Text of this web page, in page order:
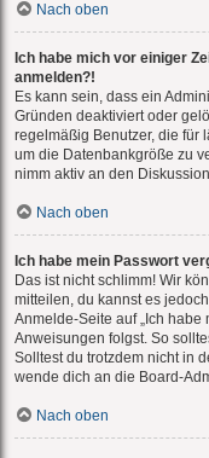
Nach oben
Ich habe mich vor einiger
anmelden?!
Es kann sein, dass ein
Gründen deaktiviert oder
regelmäßig Benutzer, die für
um die Datenbankgröße zu
nimm aktiv an den
Nach oben
Ich habe mein Passwort
Das ist nicht schlimm! Wir
mitteilen, du kannst es
Anmelde-Seite auf „Ich habe
Anweisungen folgst. So
Solltest du trotzdem nicht in
wende dich an die Board-
Nach oben